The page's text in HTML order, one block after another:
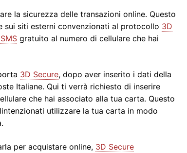
la sicurezza delle transazioni online. Questo
sui siti esterni convenzionati al protocollo 3D
SMS gratuito al numero di cellulare che hai
3D Secure, dopo aver inserito i dati della
Italiane. Qui ti verrà richiesto di inserire
che hai associato alla tua carta. Questo
utilizzare la tua carta in modo
per acquistare online, 3D Secure